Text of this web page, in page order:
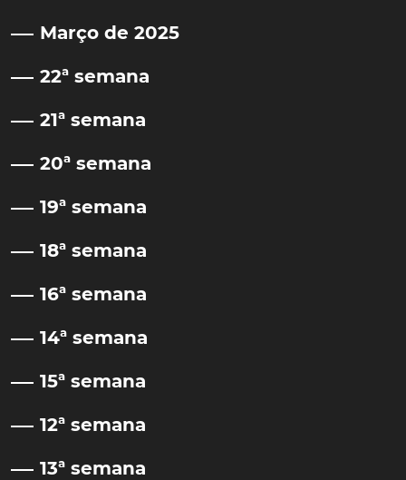
Março de 2025
22ª semana
21ª semana
20ª semana
19ª semana
18ª semana
16ª semana
14ª semana
15ª semana
12ª semana
13ª semana